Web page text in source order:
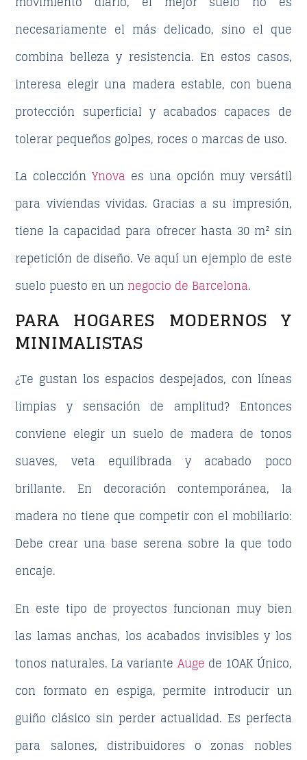
necesariamente el más delicado, sino el que
combina belleza y resistencia. En estos casos,
interesa elegir una madera estable, con buena
protección superficial y acabados capaces de
tolerar pequeños golpes, roces o marcas de uso.
La colecciónYnova es una opción muy versátil
para viviendas vividas. Gracias a su impresión,
tiene la capacidad para ofrecer hasta 30 m² sin
repetición de diseño. Ve aquí un ejemplo de este
suelo puesto en un negocio de Barcelona.
PARA HOGARES MODERNOS Y
MINIMALISTAS
¿Te gustan los espacios despejados, con líneas
limpias y sensación de amplitud? Entonces
conviene elegir un suelo de madera de tonos
suaves, veta equilibrada y acabado poco
brillante. En decoración contemporánea, la
madera no tiene que competir con el mobiliario:
Debe crear una base serena sobre la que todo
encaje.
En este tipo de proyectos funcionan muy bien
las lamas anchas, los acabados invisibles y los
tonos naturales. La variante Auge de 1OAK Único,
con formato en espiga, permite introducir un
guiño clásico sin perder actualidad. Es perfecta
para salones, distribuidores o zonas nobles